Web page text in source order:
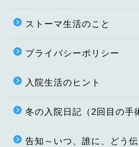
ストーマ生活のこと
プライバシーポリシー
入院生活のヒント
冬の入院日記（2回目の手
告知～いつ、誰に、どう伝